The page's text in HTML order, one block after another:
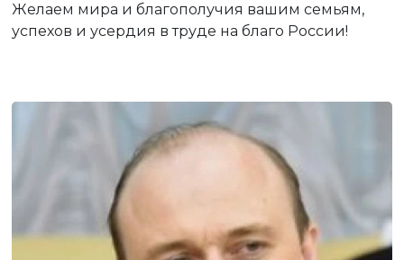
Желаем мира и благополучия вашим семьям,
успехов и усердия в труде на благо России!